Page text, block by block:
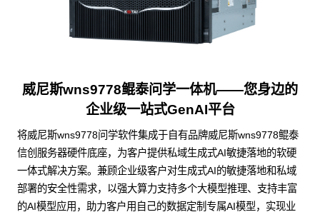
威尼斯wns9778鲲泰问学一体机——您身边的
企业级一站式GenAI平台
将威尼斯wns9778问学软件集成于自有品牌威尼斯wns9778鲲泰
信创服务器硬件底座，为客户提供私域生成式AI敏捷落地的软硬
一体式解决方案。兼顾企业级客户对生成式AI的敏捷落地和私域
部署的安全性需求，以强大算力支持多个大模型推理、支持丰富
的AI模型应用，助力客户用自己的数据定制专属AI模型，实现业